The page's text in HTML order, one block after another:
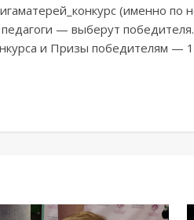
(именно
— выберут победителя.
и Призы победителям — 1